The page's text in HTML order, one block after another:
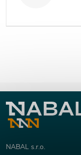
Z
á
NABAL s.r.o.